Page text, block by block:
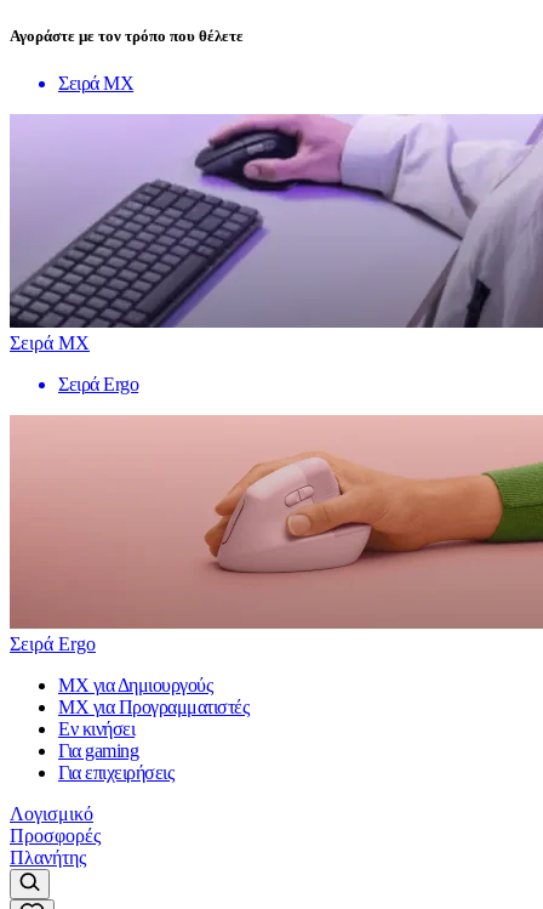
Αγοράστε με τον τρόπο που θέλετε
Σειρά MX
Σειρά MX
Σειρά Ergo
Σειρά Ergo
MX για Δημιουργούς
MX για Προγραμματιστές
Εν κινήσει
Για gaming
Για επιχειρήσεις
Λογισμικό
Προσφορές
Πλανήτης